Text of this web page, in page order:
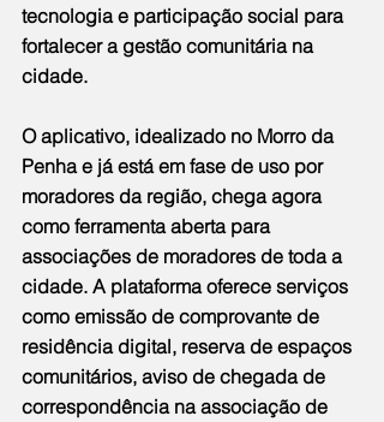
tecnologia e participação social para
fortalecer a gestão comunitária na
cidade.
O aplicativo, idealizado no Morro da
Penha e já está em fase de uso por
moradores da região, chega agora
como ferramenta aberta para
associações de moradores de toda a
cidade. A plataforma oferece serviços
como emissão de comprovante de
residência digital, reserva de espaços
comunitários, aviso de chegada de
correspondência na associação de